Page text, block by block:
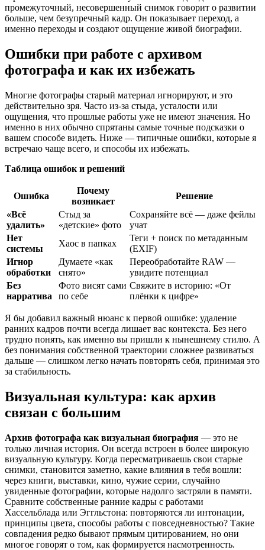
промежуточный, несовершенный снимок говорит о развитии
больше, чем безупречный кадр. Он показывает переход, а
именно переходы и создают ощущение живой биографии.
Ошибки при работе с архивом
фотографа и как их избежать
Многие фотографы старый материал игнорируют, и это
действительно зря. Часто из-за стыда, усталости или
ощущения, что прошлые работы уже не имеют значения. Но
именно в них обычно спрятаны самые точные подсказки о
вашем способе видеть. Ниже — типичные ошибки, которые я
встречаю чаще всего, и способы их избежать.
Таблица ошибок и решений
Ошибка
Почему
возникает
Решение
«Всё
удалить»
Стыд за
«детские» фото
Сохраняйте всё — даже фейлы
учат
Нет
системы
Хаос в папках
Теги + поиск по метаданным
(EXIF)
Игнор
обработки
Думаете «как
снято»
Переобработайте RAW —
увидите потенциал
Без
нарратива
Фото висят сами
по себе
Свяжите в историю: «От
плёнки к цифре»
Я бы добавил важный нюанс к первой ошибке: удаление
ранних кадров почти всегда лишает вас контекста. Без него
трудно понять, как именно вы пришли к нынешнему стилю. А
без понимания собственной траектории сложнее развиваться
дальше — слишком легко начать повторять себя, принимая это
за стабильность.
Визуальная культура: как архив
связан с большим
Архив фотографа как визуальная биография — это не
только личная история. Он всегда встроен в более широкую
визуальную культуру. Когда пересматриваешь свои старые
снимки, становится заметно, какие влияния в тебя вошли:
через книги, выставки, кино, чужие серии, случайно
увиденные фотографии, которые надолго застряли в памяти.
Сравните собственные ранние кадры с работами
Хассельблада или Эггльстона: повторяются ли интонации,
принципы цвета, способы работы с повседневностью? Такие
совпадения редко бывают прямым цитированием, но они
многое говорят о том, как формируется насмотренность.